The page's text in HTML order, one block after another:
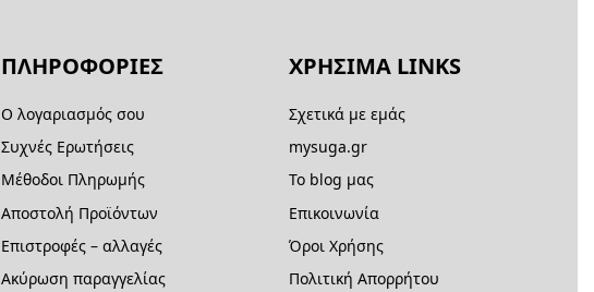
ΠΛΗΡΟΦΟΡΙΕΣ
Ο λογαριασμός σου
Συχνές Ερωτήσεις
Μέθοδοι Πληρωμής
Αποστολή Προϊόντων
Επιστροφές – αλλαγές
Ακύρωση παραγγελίας
ΧΡΗΣΙΜΑ LINKS
Σχετικά με εμάς
mysuga.gr
Το blog μας
Επικοινωνία
Όροι Χρήσης
Πολιτική Απορρήτου